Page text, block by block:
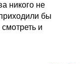
никого не
бы
и